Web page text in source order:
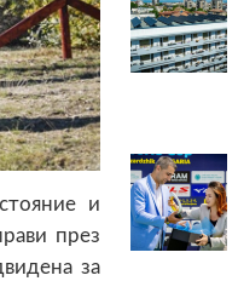
и
през
за